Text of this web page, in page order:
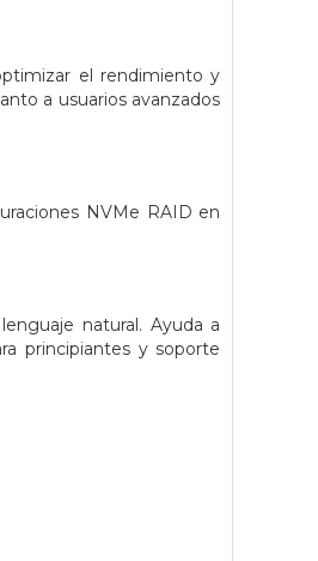
el rendimiento y
a usuarios avanzados
NVMe RAID en
natural. Ayuda a
principiantes y soporte